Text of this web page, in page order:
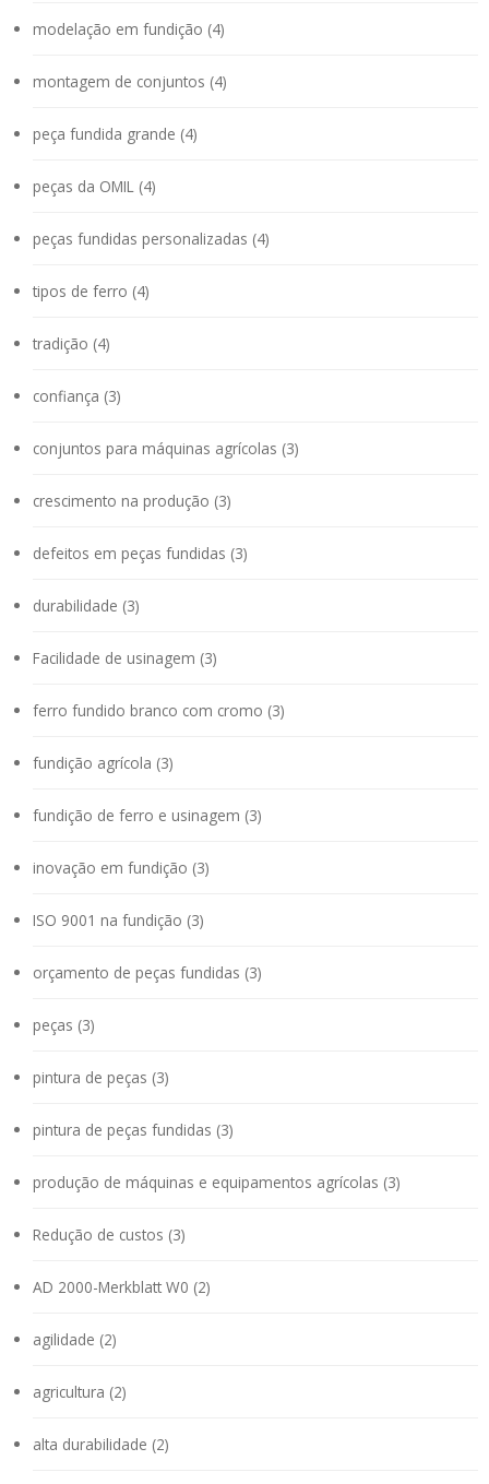
modelação em fundição (4)
montagem de conjuntos (4)
peça fundida grande (4)
peças da OMIL (4)
peças fundidas personalizadas (4)
tipos de ferro (4)
tradição (4)
confiança (3)
conjuntos para máquinas agrícolas (3)
crescimento na produção (3)
defeitos em peças fundidas (3)
durabilidade (3)
Facilidade de usinagem (3)
ferro fundido branco com cromo (3)
fundição agrícola (3)
fundição de ferro e usinagem (3)
inovação em fundição (3)
ISO 9001 na fundição (3)
orçamento de peças fundidas (3)
peças (3)
pintura de peças (3)
pintura de peças fundidas (3)
produção de máquinas e equipamentos agrícolas (3)
Redução de custos (3)
AD 2000-Merkblatt W0 (2)
agilidade (2)
agricultura (2)
alta durabilidade (2)